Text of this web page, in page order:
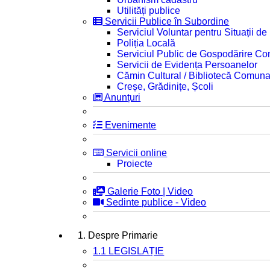
Utilități publice
Servicii Publice în Subordine
Serviciul Voluntar pentru Situații de
Poliția Locală
Serviciul Public de Gospodărire
Servicii de Evidența Persoanelor
Cămin Cultural / Bibliotecă
Creșe, Grădinițe, Școli
Anunțuri
Evenimente
Servicii online
Proiecte
Galerie Foto | Video
Sedinte publice - Video
1. Despre Primarie
1.1 LEGISLAȚIE